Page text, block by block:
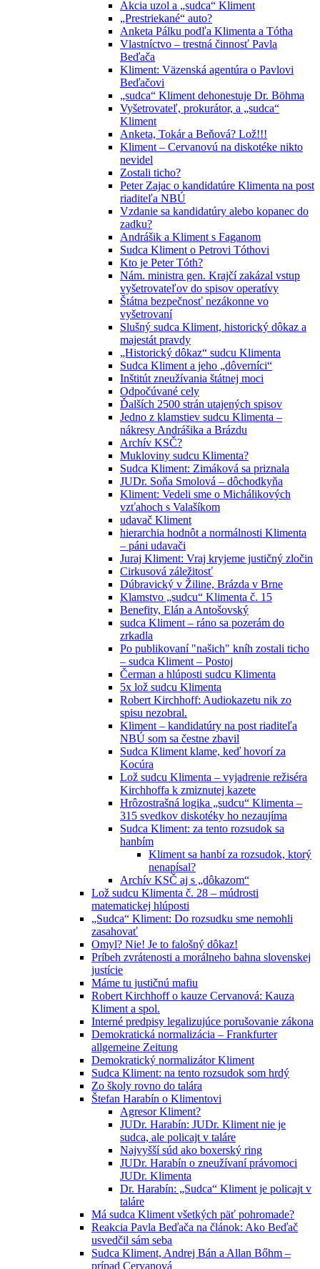
Akcia uzol a „sudca“ Kliment
„Prestriekané“ auto?
Anketa Pálku podľa Klimenta a Tótha
Vlastníctvo – trestná činnosť Pavla
Beďača
Kliment: Väzenská agentúra o Pavlovi
Beďačovi
„sudca“ Kliment dehonestuje Dr. Böhma
Vyšetrovateľ, prokurátor, a „sudca“
Kliment
Anketa, Tokár a Beňová? Lož!!!
Kliment – Cervanovú na diskotéke nikto
nevidel
Zostali ticho?
Peter Zajac o kandidatúre Klimenta na post
riaditeľa NBÚ
Vzdanie sa kandidatúry alebo kopanec do
zadku?
Andrášik a Kliment s Faganom
Sudca Kliment o Petrovi Tóthovi
Kto je Peter Tóth?
Nám. ministra gen. Krajčí zakázal vstup
vyšetrovateľov do spisov operatívy
Štátna bezpečnosť nezákonne vo
vyšetrovaní
Slušný sudca Kliment, historický dôkaz a
majestát pravdy
„Historický dôkaz“ sudcu Klimenta
Sudca Kliment a jeho „dôverníci“
Inštitút zneužívania štátnej moci
Odpočúvané cely
Ďalších 2500 strán utajených spisov
Jedno z klamstiev sudcu Klimenta –
nákresy Andrášika a Brázdu
Archív KSČ?
Mukloviny sudcu Klimenta?
Sudca Kliment: Zimáková sa priznala
JUDr. Soňa Smolová – dôchodkyňa
Kliment: Vedeli sme o Michálikových
vzťahoch s Valašíkom
udavač Kliment
hierarchia hodnôt a normálnosti Klimenta
– páni udavači
Juraj Kliment: Vraj kryjeme justičný zločin
Cirkusová záležitosť
Dúbravický v Žiline, Brázda v Brne
Klamstvo „sudcu“ Klimenta č. 15
Benefity, Elán a Antošovský
sudca Kliment – ráno sa pozerám do
zrkadla
Po publikovaní "našich" kníh zostali ticho
– sudca Kliment – Postoj
Čerman a hlúposti sudcu Klimenta
5x lož sudcu Klimenta
Robert Kirchhoff: Audiokazetu nik zo
spisu nezobral.
Kliment – kandidatúry na post riaditeľa
NBÚ som sa čestne zbavil
Sudca Kliment klame, keď hovorí za
Kocúra
Lož sudcu Klimenta – vyjadrenie režiséra
Kirchhoffa k zmiznutej kazete
Hrôzostrašná logika „sudcu“ Klimenta –
315 svedkov diskotéky ho nezaujíma
Sudca Kliment: za tento rozsudok sa
hanbím
Kliment sa hanbí za rozsudok, ktorý
nenapísal?
Archív KSČ aj s „dôkazom“
Lož sudcu Klimenta č. 28 – múdrosti
matematickej hlúposti
„Sudca“ Kliment: Do rozsudku sme nemohli
zasahovať
Omyl? Nie! Je to falošný dôkaz!
Príbeh zvrátenosti a morálneho bahna slovenskej
justície
Máme tu justičnú mafiu
Robert Kirchhoff o kauze Cervanová: Kauza
Kliment a spol.
Interné predpisy legalizujúce porušovanie zákona
Demokratická normalizácia – Frankfurter
allgemeine Zeitung
Demokratický normalizátor Kliment
Sudca Kliment: na tento rozsudok som hrdý
Zo školy rovno do talára
Štefan Harabín o Klimentovi
Agresor Kliment?
JUDr. Harabín: JUDr. Kliment nie je
sudca, ale policajt v taláre
Najvyšší súd ako boxerský ring
JUDr. Harabín o zneužívaní právomoci
JUDr. Klimenta
Dr. Harabín: „Sudca“ Kliment je policajt v
taláre
Má sudca Kliment všetkých päť pohromade?
Reakcia Pavla Beďača na článok: Ako Beďač
usvedčil sám seba
Sudca Kliment, Andrej Bán a Allan Bőhm –
prípad Cervanová